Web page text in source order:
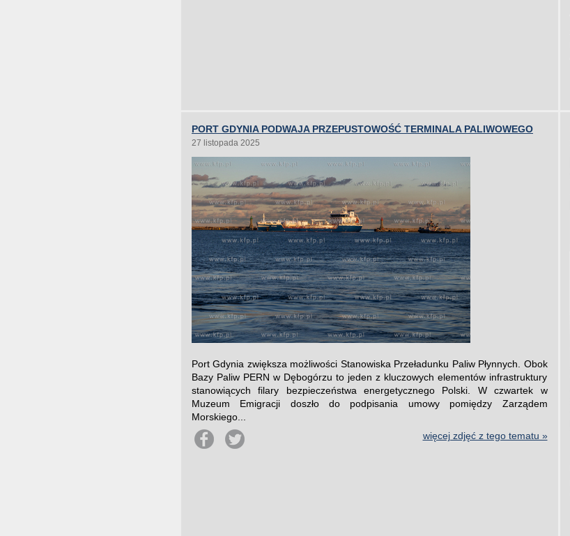
PORT GDYNIA PODWAJA PRZEPUSTOWOŚĆ TERMINALA PALIWOWEGO
27 listopada 2025
Port Gdynia zwiększa możliwości Stanowiska Przeładunku Paliw Płynnych. Obok
Bazy Paliw PERN w Dębogórzu to jeden z kluczowych elementów infrastruktury
stanowiących filary bezpieczeństwa energetycznego Polski. W czwartek w
Muzeum Emigracji doszło do podpisania umowy pomiędzy Zarządem
Morskiego...
więcej zdjęć z tego tematu »